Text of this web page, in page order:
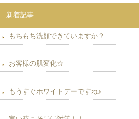
新着記事
もちもち洗顔できていますか？
お客様の肌変化☆
もうすぐホワイトデーですね♪